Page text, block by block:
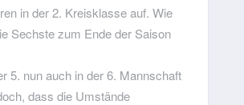
in der 2. Kreisklasse auf. Wie
Sechste zum Ende der Saison
5. nun auch in der 6. Mannschaft
dass die Umstände